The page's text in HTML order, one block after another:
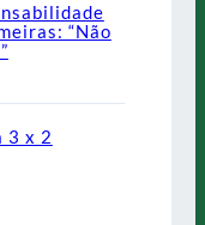
“Não
3 x 2